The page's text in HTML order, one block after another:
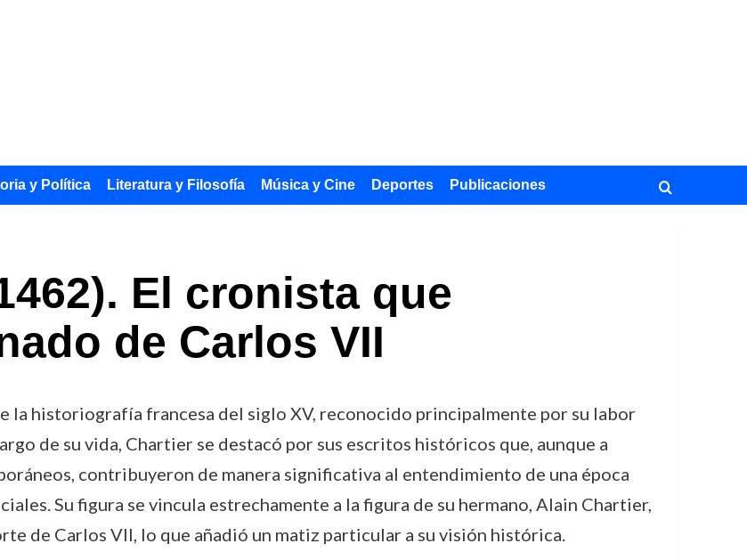
y Política Literatura y Filosofía Música y Cine Deportes Publicaciones
El cronista que
de Carlos VII
la historiografía francesa del siglo XV, reconocido principalmente por su labor
de su vida, Chartier se destacó por sus escritos históricos que, aunque a
contribuyeron de manera significativa al entendimiento de una época
Su figura se vincula estrechamente a la figura de su hermano, Alain Chartier,
de Carlos VII, lo que añadió un matiz particular a su visión histórica.